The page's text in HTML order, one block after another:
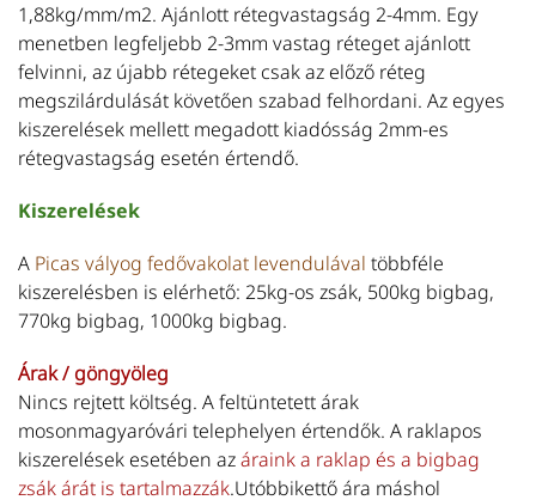
1,88kg/mm/m2. Ajánlott rétegvastagság 2-4mm. Egy
menetben legfeljebb 2-3mm vastag réteget ajánlott
felvinni, az újabb rétegeket csak az előző réteg
megszilárdulását követően szabad felhordani. Az egyes
kiszerelések mellett megadott kiadósság 2mm-es
rétegvastagság esetén értendő.
Kiszerelések
A Picas vályog fedővakolat levendulával többféle
kiszerelésben is elérhető: 25kg-os zsák, 500kg bigbag,
770kg bigbag, 1000kg bigbag.
Árak / göngyöleg
Nincs rejtett költség. A feltüntetett árak
mosonmagyaróvári telephelyen értendők. A raklapos
kiszerelések esetében azáraink a raklap és a bigbag
zsák árát is tartalmazzák.Utóbbikettő ára máshol